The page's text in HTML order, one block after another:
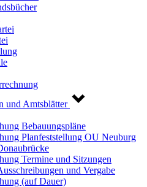
und Amtsblätter
Bebauungspläne
Planfeststellung OU Neuburg
Termine und Sitzungen
und Vergabe
(auf Dauer)